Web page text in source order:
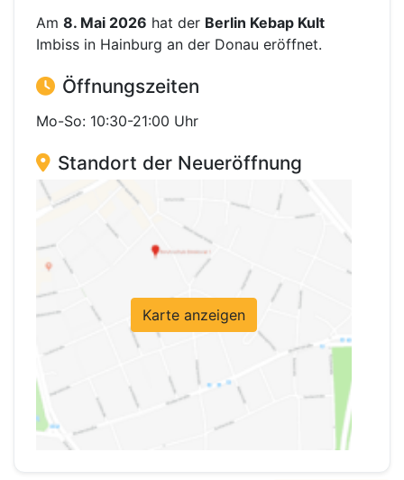
Am 8. Mai 2026 hat der Berlin Kebap Kult
Imbiss in Hainburg an der Donau eröffnet.
Öffnungszeiten
Mo-So: 10:30-21:00 Uhr
Standort der Neueröffnung
Karte anzeigen